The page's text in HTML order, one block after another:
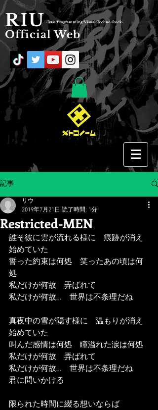
-Bass/Programming/Visual/Techno/Rock-
RIU
Official Web
記事
Restricted-MEN
リウ
2019年7月21日 読了時間: 1分
誰そ彼に雲が流れる様に　痕跡が消え
始めていた
誓った約束は何処　笑ったあの頃は何
処
私だけが何故　弄ばれて
私だけが何故…　世界は不条理だね
真夜中の雪が隠す様に　温もりが消え
始めていた
叫んだ感情は何処　瞳溢れた涙は何処
私だけが何故　弄ばれて
私だけが何故…　世界は不条理だね
君に問いかける
限られた時間に綴る想いならば